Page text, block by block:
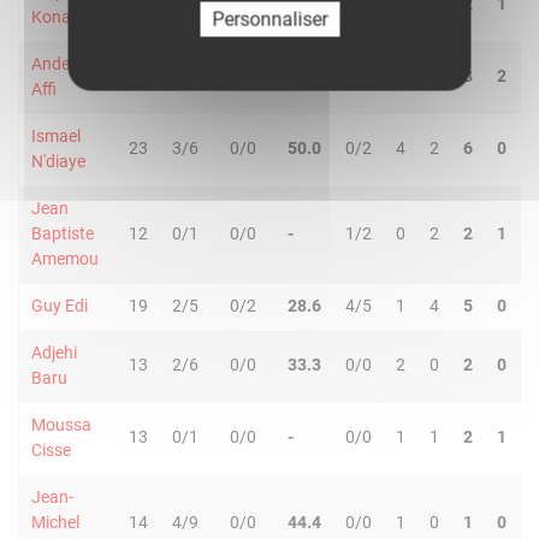
Konate
Anderson
Affi
3 2
Ismael
N'diaye
23 3/6 0/0 50.0 0/2 4 2 6 0
Jean
Baptiste
Amemou
12 0/1 0/0 - 1/2 0 2 2 1
Guy Edi 19 2/5 0/2 28.6 4/5 1 4 5 0
Adjehi
Baru
13 2/6 0/0 33.3 0/0 2 0 2 0
Moussa
Cisse
13 0/1 0/0 - 0/0 1 1 2 1
Jean-
Michel
14 4/9 0/0 44.4 0/0 1 0 1 0
Personnaliser